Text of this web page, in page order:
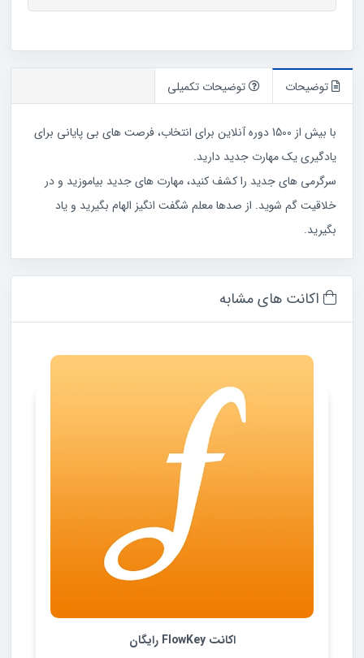
توضیحات توضیحات تکمیلی
با بیش از 1500 دوره آنلاین برای انتخاب، فرصت های بی پایانی برای
یادگیری یک مهارت جدید دارید.
سرگرمی های جدید را کشف کنید، مهارت های جدید بیاموزید و در
خلاقیت گم شوید. از صدها معلم شگفت انگیز الهام بگیرید و یاد
بگیرید.
اکانت های مشابه
اکانت Pluralsight رایگان